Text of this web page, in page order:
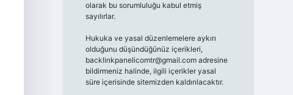
olarak bu sorumluluğu kabul etmiş
sayılırlar.
Hukuka ve yasal düzenlemelere aykırı
olduğunu düşündüğünüz içerikleri,
backlinkpanelicomtr@gmail.comadresine
bildirmeniz halinde, ilgili içerikler yasal
süre içerisinde sitemizden kaldırılacaktır.